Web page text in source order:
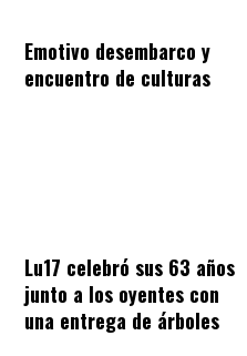
Emotivo desembarco y
encuentro de culturas
Lu17 celebró sus 63 años
junto a los oyentes con
una entrega de árboles